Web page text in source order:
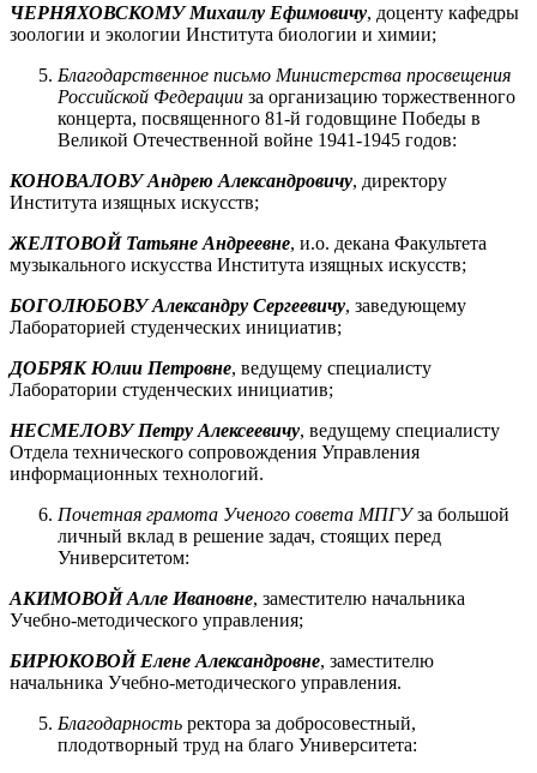
ЧЕРНЯХОВСКОМУ Михаилу Ефимовичу, доценту кафедры
зоологии и экологии Института биологии и химии;
Благодарственное письмо Министерства просвещения
Российской Федерации за организацию торжественного
концерта, посвященного 81-й годовщине Победы в
Великой Отечественной войне 1941-1945 годов:
КОНОВАЛОВУ Андрею Александровичу, директору
Института изящных искусств;
ЖЕЛТОВОЙ Татьяне Андреевне, и.о. декана Факультета
музыкального искусства Института изящных искусств;
БОГОЛЮБОВУ Александру Сергеевичу, заведующему
Лабораторией студенческих инициатив;
ДОБРЯК Юлии Петровне, ведущему специалисту
Лаборатории студенческих инициатив;
НЕСМЕЛОВУ Петру Алексеевичу, ведущему специалисту
Отдела технического сопровождения Управления
информационных технологий.
Почетная грамота Ученого совета МПГУза большой
личный вклад в решение задач, стоящих перед
Университетом:
АКИМОВОЙ Алле Ивановне, заместителю начальника
Учебно-методического управления;
БИРЮКОВОЙ Елене Александровне, заместителю
начальника Учебно-методического управления.
Благодарность ректора за добросовестный,
плодотворный труд на благо Университета: